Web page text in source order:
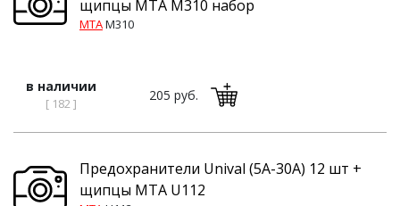
щипцы MTA M310 набор
MTAM310
в наличии
[ 182 ]
205 руб.
Предохранители Unival (5А-30А) 12 шт +
щипцы MTA U112